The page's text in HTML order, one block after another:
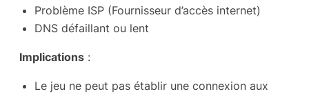
Problème ISP (Fournisseur d’accès internet)
DNS défaillant ou lent
Implications :
Le jeu ne peut pas établir une connexion aux